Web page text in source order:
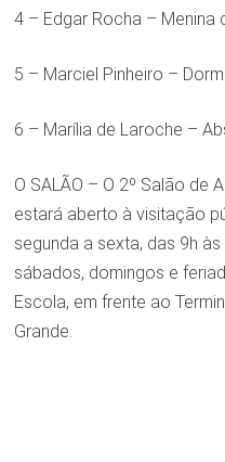
4 – Edgar Rocha –
5 – Marciel Pinheiro –
6 – Marília de Laroche –
O SALÃO – O 2º Salão de
estará aberto à visitação
segunda a sexta, das 9h
sábados, domingos e
Escola, em frente ao
Grande.